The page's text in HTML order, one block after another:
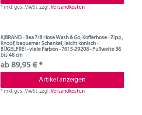
*inkl. ges. MwSt.zzgl.Versandkosten
KjBRAND - Bea 7/8 Hose Wash & Go, Kofferhose - Zipp,
Knopf, bequemer Schenkel, leicht konisch -
BÜGELFREI - viele Farben - 7615-29208 - Fußweite 36
bis 48 cm
ab 89,95 € *
Artikel anzeigen
*inkl. ges. MwSt.zzgl.Versandkosten